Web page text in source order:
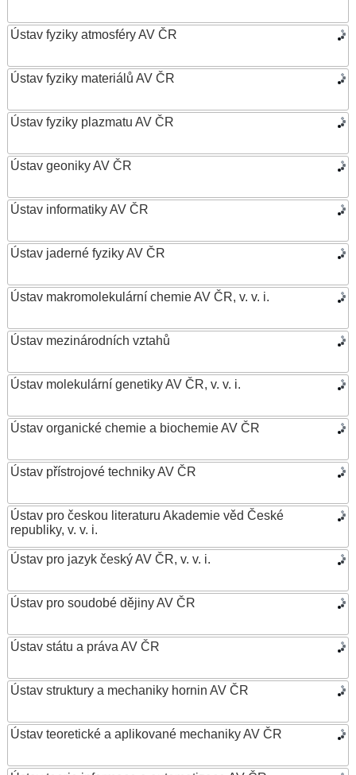
Ústav fyziky atmosféry AV ČR
Ústav fyziky materiálů AV ČR
Ústav fyziky plazmatu AV ČR
Ústav geoniky AV ČR
Ústav informatiky AV ČR
Ústav jaderné fyziky AV ČR
Ústav makromolekulární chemie AV ČR, v. v. i.
Ústav mezinárodních vztahů
Ústav molekulární genetiky AV ČR, v. v. i.
Ústav organické chemie a biochemie AV ČR
Ústav přístrojové techniky AV ČR
Ústav pro českou literaturu Akademie věd České
republiky, v. v. i.
Ústav pro jazyk český AV ČR, v. v. i.
Ústav pro soudobé dějiny AV ČR
Ústav státu a práva AV ČR
Ústav struktury a mechaniky hornin AV ČR
Ústav teoretické a aplikované mechaniky AV ČR